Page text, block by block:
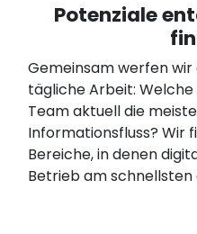
Potenziale
Gemeinsam werfen wir
tägliche Arbeit:
Team aktuell die
Informationsfluss? Wir
Bereiche, in denen
Betrieb am